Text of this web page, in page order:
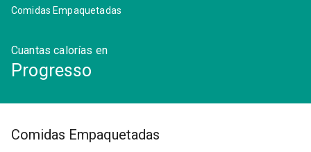
Comidas Empaquetadas
Cuantas calorías en
Progresso
Comidas Empaquetadas